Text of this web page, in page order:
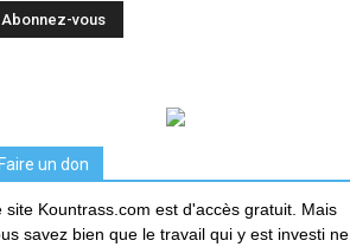
Faire un don
site Kountrass.com est d'accès gratuit. Mais
savez bien que le travail qui y est investi ne